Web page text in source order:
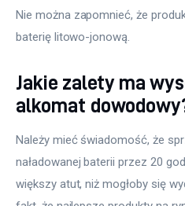
Nie można zapomnieć, że
baterię litowo-jonową.
Jakie zalety ma
alkomat
Należy mieć świadomość, że
naładowanej baterii przez 20
większy atut, niż mogłoby się